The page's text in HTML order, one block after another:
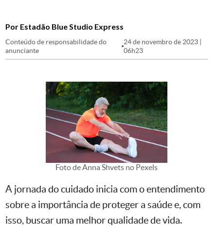
Por Estadão Blue Studio Express
Conteúdo de responsabilidade do
anunciante
24 de novembro de 2023 |
06h23
Foto de Anna Shvets no Pexels
A jornada do cuidado inicia com o entendimento
sobre a importância de proteger a saúde e, com
isso, buscar uma melhor qualidade de vida.